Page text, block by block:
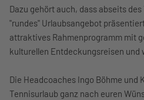
Dazu gehört auch, dass abseits
"rundes" Urlaubsangebot
attraktives Rahmenprogramm mit
kulturellen Entdeckungsreisen
Die Headcoaches Ingo Böhme
Tennisurlaub ganz nach euren